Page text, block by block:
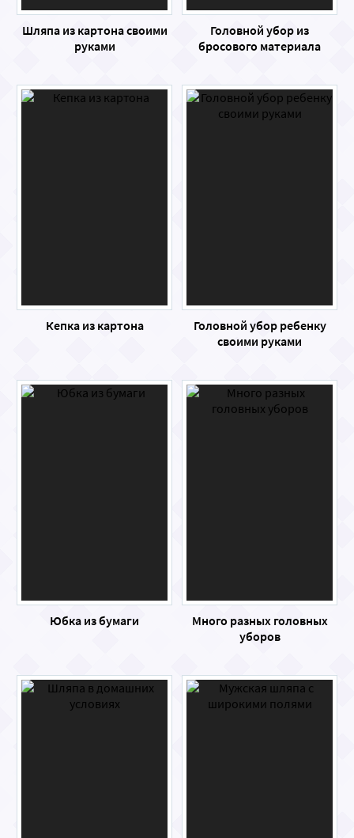
Шляпа из картона своими
руками
Головной убор из
бросового материала
Кепка из картона
Головной убор ребенку
своими руками
Юбка из бумаги
Много разных головных
уборов